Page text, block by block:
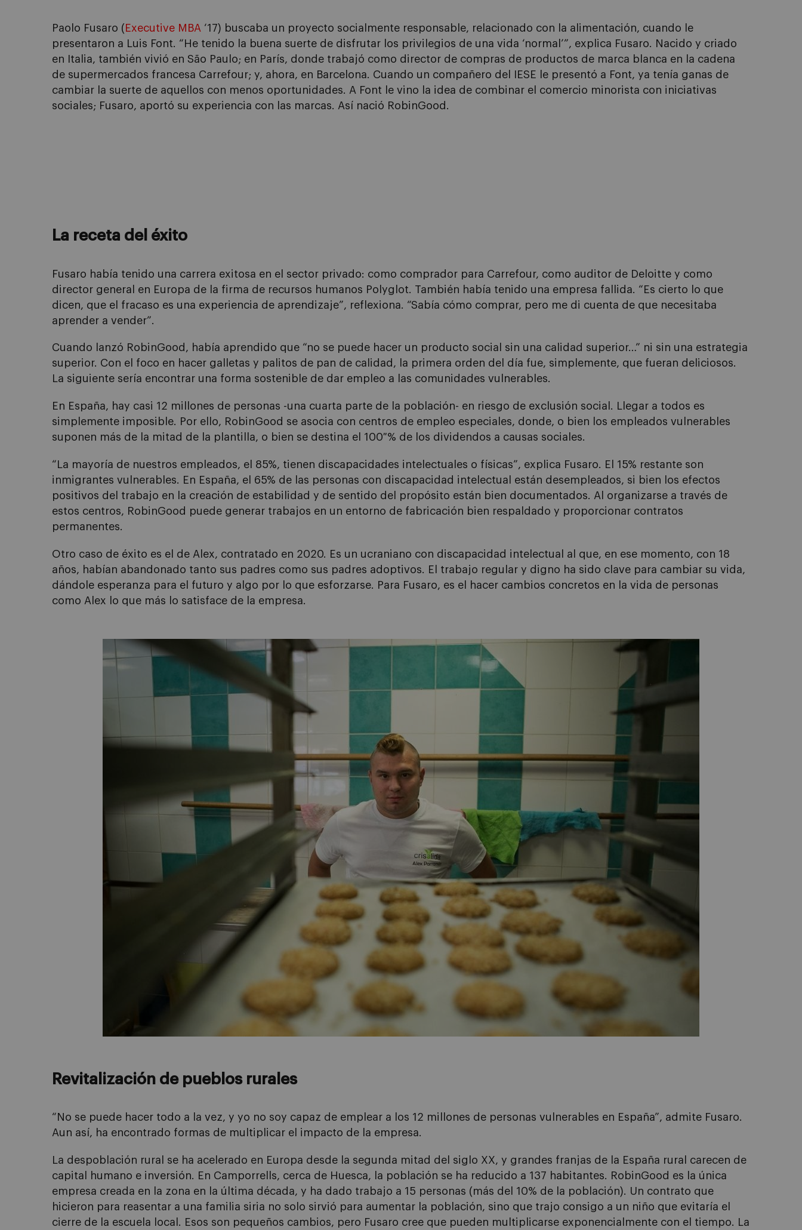
Paolo Fusaro ( Executive MBA ‘17) buscaba un proyecto socialmente responsable, relacionado con la alimentación, cuando le
presentaron a Luis Font. “He tenido la buena suerte de disfrutar los privilegios de una vida ‘normal’”, explica Fusaro. Nacido y criado
en Italia, también vivió en São Paulo; en París, donde trabajó como director de compras de productos de marca blanca en la cadena
de supermercados francesa Carrefour; y, ahora, en Barcelona. Cuando un compañero del IESE le presentó a Font, ya tenía ganas de
cambiar la suerte de aquellos con menos oportunidades. A Font le vino la idea de combinar el comercio minorista con iniciativas
sociales; Fusaro, aportó su experiencia con las marcas. Así nació RobinGood.
La receta del éxito
Fusaro había tenido una carrera exitosa en el sector privado: como comprador para Carrefour, como auditor de Deloitte y como
director general en Europa de la firma de recursos humanos Polyglot. También había tenido una empresa fallida. “Es cierto lo que
dicen, que el fracaso es una experiencia de aprendizaje”, reflexiona. “Sabía cómo comprar, pero me di cuenta de que necesitaba
aprender a vender”.
Cuando lanzó RobinGood, había aprendido que “no se puede hacer un producto social sin una calidad superior…” ni sin una estrategia
superior. Con el foco en hacer galletas y palitos de pan de calidad, la primera orden del día fue, simplemente, que fueran deliciosos.
La siguiente sería encontrar una forma sostenible de dar empleo a las comunidades vulnerables.
En España, hay casi 12 millones de personas -una cuarta parte de la población- en riesgo de exclusión social. Llegar a todos es
simplemente imposible. Por ello, RobinGood se asocia con centros de empleo especiales, donde, o bien los empleados vulnerables
suponen más de la mitad de la plantilla, o bien se destina el 100 % de los dividendos a causas sociales.
“La mayoría de nuestros empleados, el 85%, tienen discapacidades intelectuales o físicas”, explica Fusaro. El 15% restante son
inmigrantes vulnerables. En España, el 65% de las personas con discapacidad intelectual están desempleados, si bien los efectos
positivos del trabajo en la creación de estabilidad y de sentido del propósito están bien documentados. Al organizarse a través de
estos centros, RobinGood puede generar trabajos en un entorno de fabricación bien respaldado y proporcionar contratos
permanentes.
Otro caso de éxito es el de Alex, contratado en 2020. Es un ucraniano con discapacidad intelectual al que, en ese momento, con 18
años, habían abandonado tanto sus padres como sus padres adoptivos. El trabajo regular y digno ha sido clave para cambiar su vida,
dándole esperanza para el futuro y algo por lo que esforzarse. Para Fusaro, es el hacer cambios concretos en la vida de personas
como Alex lo que más lo satisface de la empresa.
Revitalización de pueblos rurales
“No se puede hacer todo a la vez, y yo no soy capaz de emplear a los 12 millones de personas vulnerables en España”, admite Fusaro.
Aun así, ha encontrado formas de multiplicar el impacto de la empresa.
La despoblación rural se ha acelerado en Europa desde la segunda mitad del siglo XX, y grandes franjas de la España rural carecen de
capital humano e inversión. En Camporrells, cerca de Huesca, la población se ha reducido a 137 habitantes. RobinGood es la única
empresa creada en la zona en la última década, y ha dado trabajo a 15 personas (más del 10% de la población). Un contrato que
hicieron para reasentar a una familia siria no solo sirvió para aumentar la población, sino que trajo consigo a un niño que evitaría el
cierre de la escuela local. Esos son pequeños cambios, pero Fusaro cree que pueden multiplicarse exponencialmente con el tiempo. La